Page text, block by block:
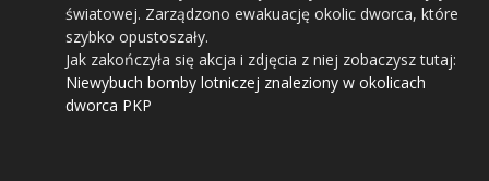
światowej. Zarządzono ewakuację okolic dworca, które
szybko opustoszały.
Jak zakończyła się akcja i zdjęcia z niej zobaczysz tutaj:
Niewybuch bomby lotniczej znaleziony w okolicach
dworca PKP